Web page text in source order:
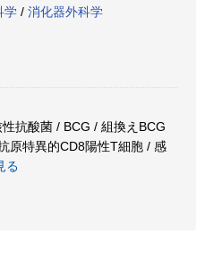
学 / 消化器外科学
抗酸菌 / BCG / 組換えBCG
原特異的CD8陽性T細胞 / 感
る